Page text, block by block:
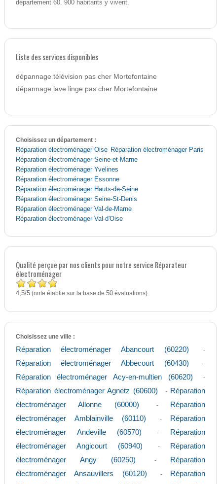
département 60. 900 habitants y vivent.
Liste des services disponibles
dépannage télévision pas cher Mortefontaine
dépannage lave linge pas cher Mortefontaine
Choisissez un département :
Réparation électroménager Oise Réparation électroménager Paris
Réparation électroménager Seine-et-Marne
Réparation électroménager Yvelines
Réparation électroménager Essonne
Réparation électroménager Hauts-de-Seine
Réparation électroménager Seine-St-Denis
Réparation électroménager Val-de-Marne
Réparation électroménager Val-d'Oise
Qualité perçue par nos clients pour notre service Réparateur
électroménager
4,5/5(note établie sur la base de 50évaluations)
Choisissez une ville :
Réparation électroménager Abancourt (60220) -
Réparation électroménager Abbecourt (60430) -
Réparation électroménager Acy-en-multien (60620) -
Réparation électroménager Agnetz (60600) - Réparation
électroménager Allonne (60000)
-
Réparation
électroménager Amblainville (60110)
-
Réparation
électroménager Andeville (60570)
-
Réparation
électroménager Angicourt (60940)
-
Réparation
électroménager Angy (60250)
-
Réparation
électroménager Ansauvillers (60120)
-
Réparation